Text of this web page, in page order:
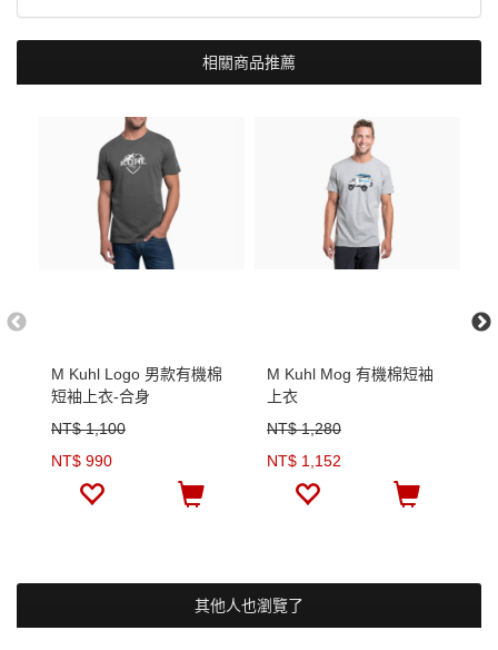
相關商品推薦
M Kuhl Logo 男款有機棉
短袖上衣-合身
NT$ 1,100
NT$ 990
M Kuhl Mog 有機棉短袖
上衣
NT$ 1,280
NT$ 1,152
其他人也瀏覽了